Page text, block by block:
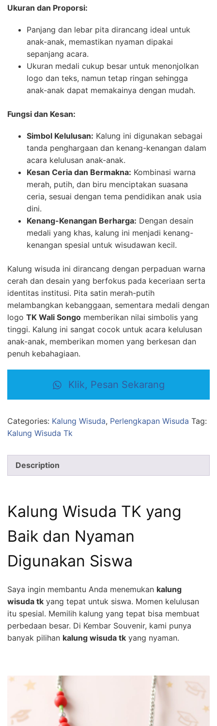
Ukuran dan Proporsi:
Panjang dan lebar pita dirancang ideal untuk
anak-anak, memastikan nyaman dipakai
sepanjang acara.
Ukuran medali cukup besar untuk menonjolkan
logo dan teks, namun tetap ringan sehingga
anak-anak dapat memakainya dengan mudah.
Fungsi dan Kesan:
Simbol Kelulusan: Kalung ini digunakan sebagai
tanda penghargaan dan kenang-kenangan dalam
acara kelulusan anak-anak.
Kesan Ceria dan Bermakna: Kombinasi warna
merah, putih, dan biru menciptakan suasana
ceria, sesuai dengan tema pendidikan anak usia
dini.
Kenang-Kenangan Berharga: Dengan desain
medali yang khas, kalung ini menjadi kenang-
kenangan spesial untuk wisudawan kecil.
Kalung wisuda ini dirancang dengan perpaduan warna
cerah dan desain yang berfokus pada keceriaan serta
identitas institusi. Pita satin merah-putih
melambangkan kebanggaan, sementara medali dengan
logo TK Wali Songo memberikan nilai simbolis yang
tinggi. Kalung ini sangat cocok untuk acara kelulusan
anak-anak, memberikan momen yang berkesan dan
penuh kebahagiaan.
Klik, Pesan Sekarang
Categories: Kalung Wisuda, Perlengkapan Wisuda Tag:
Kalung Wisuda Tk
Description
Kalung Wisuda TK yang
Baik dan Nyaman
Digunakan Siswa
Saya ingin membantu Anda menemukan kalung
wisuda tk yang tepat untuk siswa. Momen kelulusan
itu spesial. Memilih kalung yang tepat bisa membuat
perbedaan besar. Di Kembar Souvenir, kami punya
banyak pilihan kalung wisuda tk yang nyaman.